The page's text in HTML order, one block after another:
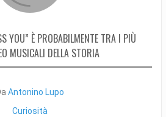
YOU” È PROBABILMENTE TRA I PIÙ
MUSICALI DELLA STORIA
Antonino Lupo
Curiosità